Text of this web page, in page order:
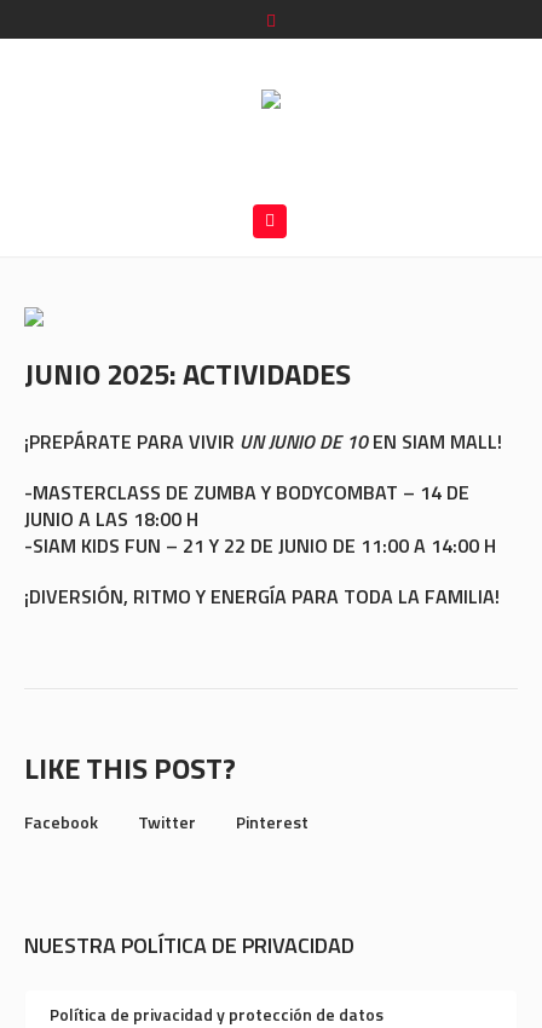
JUNIO 2025: ACTIVIDADES
¡PREPÁRATE PARA VIVIR UN JUNIO DE 10EN SIAM MALL!
-MASTERCLASS DE ZUMBA Y BODYCOMBAT – 14 DE
JUNIO A LAS 18:00 H
-SIAM KIDS FUN – 21 Y 22 DE JUNIO DE 11:00 A 14:00 H
¡DIVERSIÓN, RITMO Y ENERGÍA PARA TODA LA FAMILIA!
LIKE THIS POST?
Facebook Twitter Pinterest
NUESTRA POLÍTICA DE PRIVACIDAD
Política de privacidad y protección de datos